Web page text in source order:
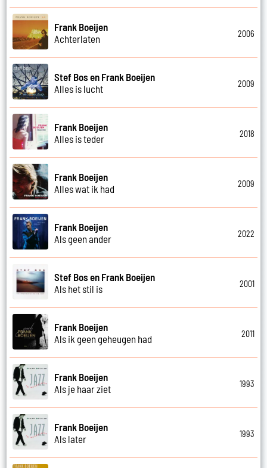
Frank Boeijen
Achterlaten
2006
Stef Bos en Frank Boeijen
Alles is lucht
2009
Frank Boeijen
Alles is teder
2018
Frank Boeijen
Alles wat ik had
2009
Frank Boeijen
Als geen ander
2022
Stef Bos en Frank Boeijen
Als het stil is
2001
Frank Boeijen
Als ik geen geheugen had
2011
Frank Boeijen
Als je haar ziet
1993
Frank Boeijen
Als later
1993